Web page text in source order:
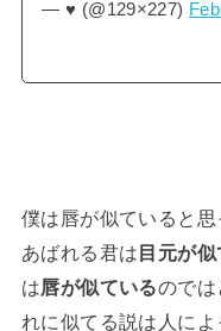
— ♥ (@129×227)
僕は唇が似ていると
あばれる君は 目元が
は唇が似ているのでは
れに似てる説は人に